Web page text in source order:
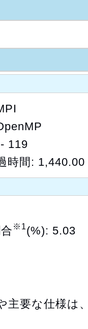
119
時間: 1,440.00
※1(%): 5.03
主要な仕様は